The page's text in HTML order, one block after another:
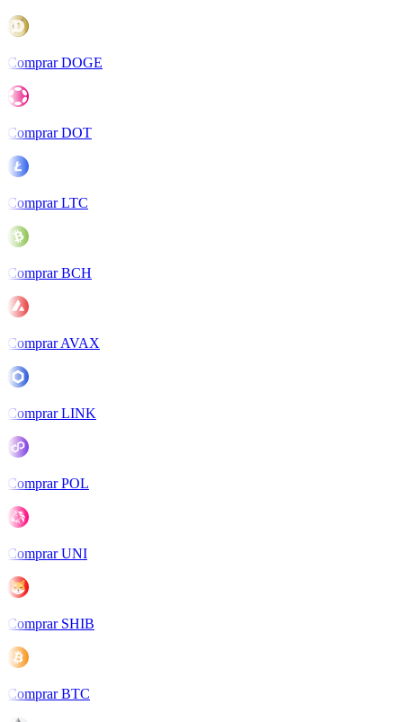
Comprar DOGE
Comprar DOT
Comprar LTC
Comprar BCH
Comprar AVAX
Comprar LINK
Comprar POL
Comprar UNI
Comprar SHIB
Comprar BTC